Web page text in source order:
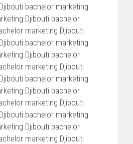
bachelor marketing
Djibouti bachelor
marketing Djibouti
bachelor marketing
Djibouti bachelor
marketing Djibouti
bachelor marketing
Djibouti bachelor
marketing Djibouti
bachelor marketing
Djibouti bachelor
marketing Djibouti